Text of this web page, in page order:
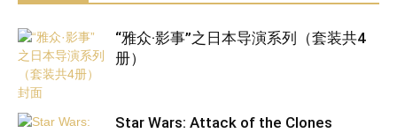
“雅众·影事”之日本导演系列（套装共4
册）
Star Wars: Attack of the Clones